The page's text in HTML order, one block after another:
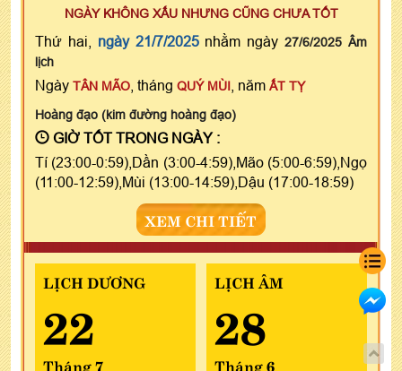
NGÀY KHÔNG XẤU NHƯNG CŨNG CHƯA TỐT
Thứ hai, ngày 21/7/2025nhằm ngày27/6/2025 Âm
lịch
Ngày TÂN MÃO , tháng QUÝ MÙI , năm ẤT TỴ
Hoàng đạo (kim đường hoàng đạo)
GIỜ TỐT TRONG NGÀY :
Tí (23:00-0:59),Dần (3:00-4:59),Mão (5:00-6:59),Ngọ
(11:00-12:59),Mùi (13:00-14:59),Dậu (17:00-18:59)
XEM CHI TIẾT
LỊCH DƯƠNG
22
Tháng 7
LỊCH ÂM
28
Tháng 6